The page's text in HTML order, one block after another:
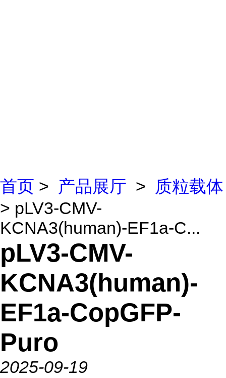
首页 > 产品展厅 >
质粒载体
> pLV3-CMV-
KCNA3(human)-EF1a-C...
pLV3-CMV-
KCNA3(human)-
EF1a-CopGFP-
Puro
2025-09-19